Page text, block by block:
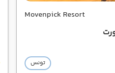
Movenpick Resort
تونس